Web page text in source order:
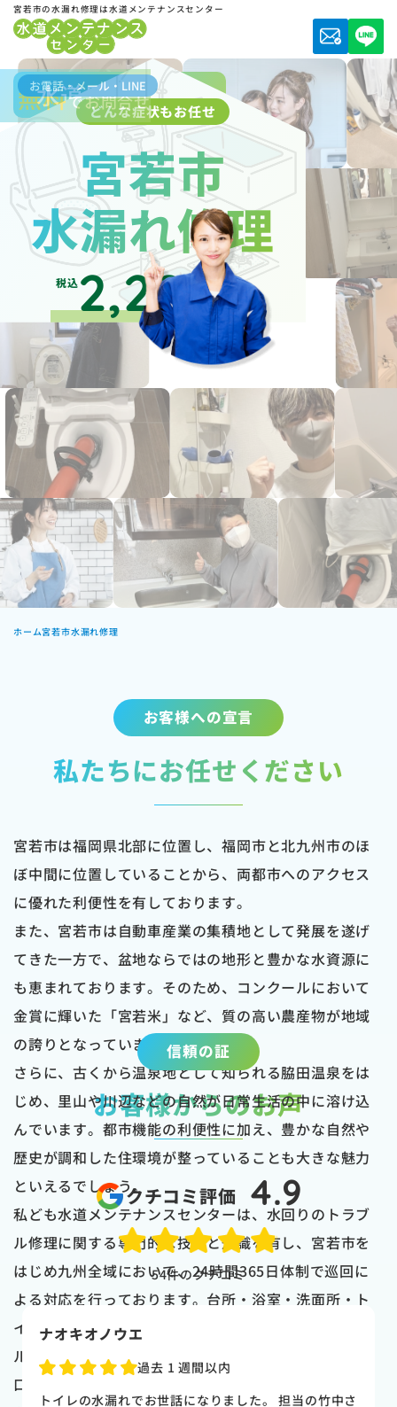
宮若市の水漏れ修理は水道メンテナンスセンター
水道局指定業者
どんな症状もお任せ
宮若市
水漏れ修理
税込2,200円～
ホーム宮若市水漏れ修理
お客様への宣言
私たちにお任せください
宮若市は福岡県北部に位置し、福岡市と北九州市のほ
ぼ中間に位置していることから、両都市へのアクセス
に優れた利便性を有しております。
また、宮若市は自動車産業の集積地として発展を遂げ
てきた一方で、盆地ならではの地形と豊かな水資源に
も恵まれております。そのため、コンクールにおいて
金賞に輝いた「宮若米」など、質の高い農産物が地域
の誇りとなっています。
さらに、古くから温泉地として知られる脇田温泉をは
じめ、里山や川辺などの自然が日常生活の中に溶け込
んでいます。都市機能の利便性に加え、豊かな自然や
歴史が調和した住環境が整っていることも大きな魅力
といえるでしょう。
私ども水道メンテナンスセンターは、水回りのトラブ
ル修理に関する専門的な技術と知識を有し、宮若市を
はじめ九州全域において、24時間365日体制で巡回に
よる対応を行っております。台所・浴室・洗面所・ト
イレ等、さまざまな場所で発生しやすい水漏れトラブ
ルのなかでも、とりわけ、日常的にご使用いただく蛇
口からの水漏れは、老朽化や部品の緩み、破損等が主
信頼の証
お客様からのお声
クチコミ評価 4.9
54件のクチコミ
naoki higasi
1 か月前
トイレの水漏れがあり来ていただきました。水漏れ箇
お電話・メール・LINE
無料でお問合せ